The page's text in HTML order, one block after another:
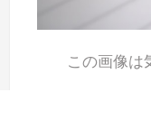
この画像